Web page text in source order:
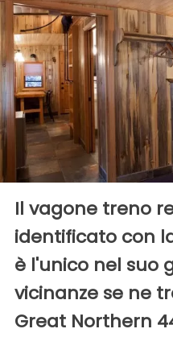
Il vagone treno
identificato con
è l'unico nel suo
vicinanze se ne
Great Northern